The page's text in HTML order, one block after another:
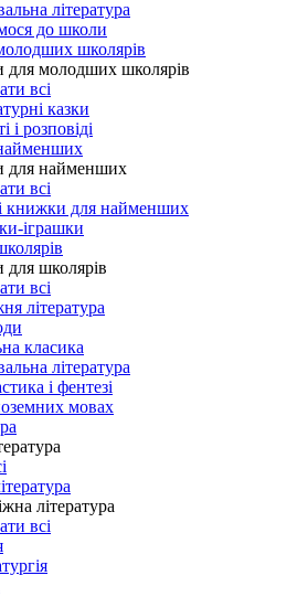
література
до школи
школярів
для молодших школярів
всі
казки
і розповіді
для найменших
всі
книжки для найменших
іграшки
школярів
всі
література
класика
література
і фентезі
мовах
література
всі